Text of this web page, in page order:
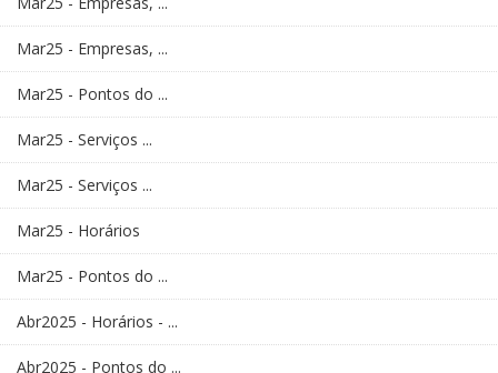
Mar25 - Empresas, ...
Mar25 - Pontos do ...
Mar25 - Serviços ...
Mar25 - Serviços ...
Mar25 - Horários
Mar25 - Pontos do ...
Abr2025 - Horários - ...
Abr2025 - Pontos do ...